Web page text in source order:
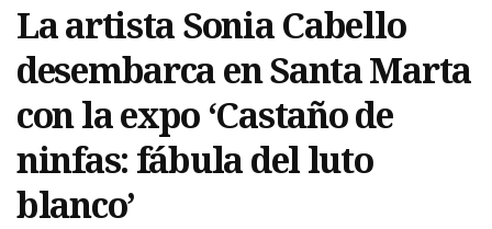
La artista Sonia Cabello
desembarca en Santa Marta
con la expo ‘Castaño de
ninfas: fábula del luto
blanco’